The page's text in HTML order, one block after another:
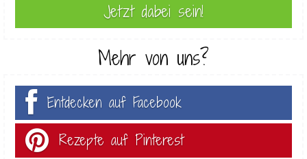
Mehr von uns?
Entdecken auf Facebook
Rezepte auf Pinterest